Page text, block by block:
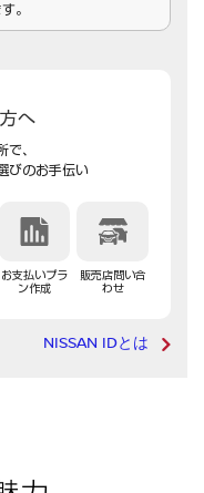
。
へ
で、
びのお手伝い
お支払いプラ
ン作成
販売店問い合
わせ
NISSAN IDとは